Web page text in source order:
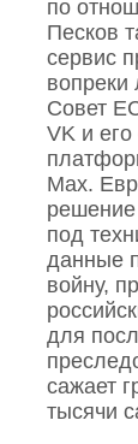
по
Песков
сервис
Совет
VK и
Mах.
решение
под
данные
войну,
для
сажает
тысячи